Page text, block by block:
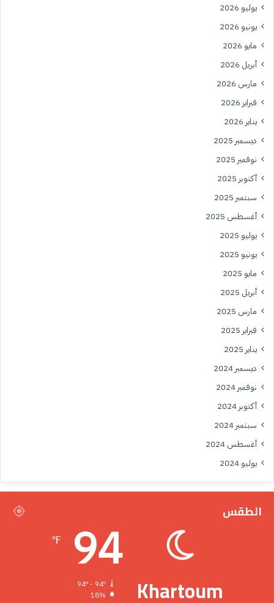
يوليو 2026
يونيو 2026
مايو 2026
أبريل 2026
مارس 2026
فبراير 2026
يناير 2026
ديسمبر 2025
نوفمبر 2025
أكتوبر 2025
سبتمبر 2025
أغسطس 2025
يوليو 2025
يونيو 2025
مايو 2025
أبريل 2025
مارس 2025
فبراير 2025
يناير 2025
ديسمبر 2024
نوفمبر 2024
أكتوبر 2024
سبتمبر 2024
أغسطس 2024
يوليو 2024
الطقس
Khartoum
94
℉
94º - 94º
18%